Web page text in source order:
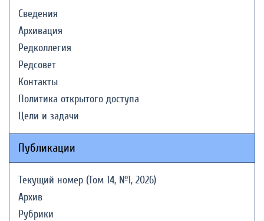
Сведения
Архивация
Редколлегия
Редсовет
Контакты
Политика открытого доступа
Цели и задачи
Публикации
Текущий номер (Том 14, №1, 2026)
Архив
Рубрики